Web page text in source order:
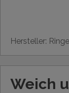
Hersteller:
Weich